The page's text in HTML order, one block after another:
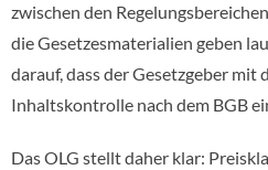
zwischen den
die Gesetzesmaterialien geben
darauf, dass der Gesetzgeber mit
Inhaltskontrolle nach dem BGB
Das OLG stellt daher klar: